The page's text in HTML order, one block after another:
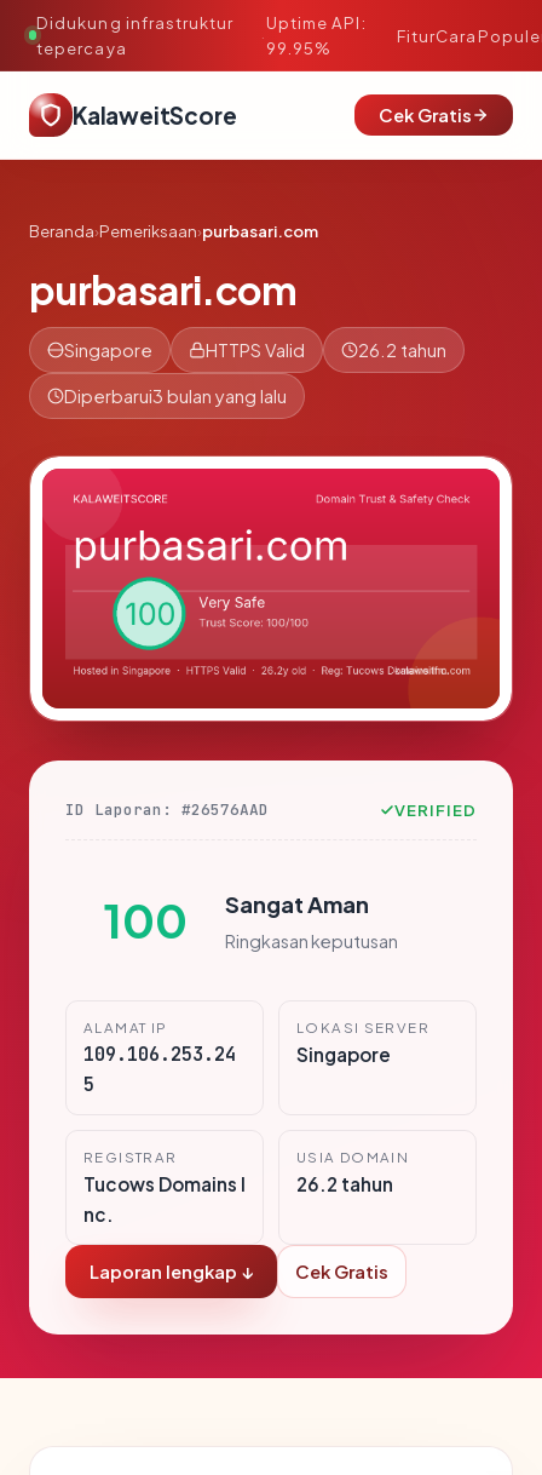
Didukung infrastruktur
tepercaya
·
Uptime API:
99.95%
FiturCara
KalaweitScore Cek Gratis
Beranda›Pemeriksaan›purbasari.com
purbasari.com
Singapore HTTPS Valid 26.2 tahun
Diperbarui3 bulan yang lalu
ID Laporan: #26576AAD VERIFIED
100 Sangat Aman
Ringkasan keputusan
ALAMAT IP
109.106.253.24
5
LOKASI SERVER
Singapore
REGISTRAR
Tucows Domains I
nc.
USIA DOMAIN
26.2 tahun
Laporan lengkap ↓ Cek Gratis